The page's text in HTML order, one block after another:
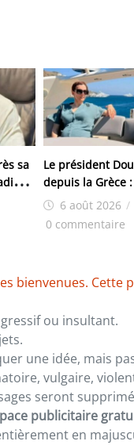
sa
Le président
depuis la Grèce :
reste, où que je
service exclusif
6 août 2026 /
0 commentaire
bienvenues. Cette
ou insultant.
une idée, mais
vulgaire,
seront
publicitaire
en